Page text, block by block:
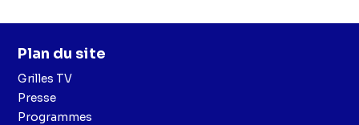
Plan du site
Grilles TV
Presse
Programmes